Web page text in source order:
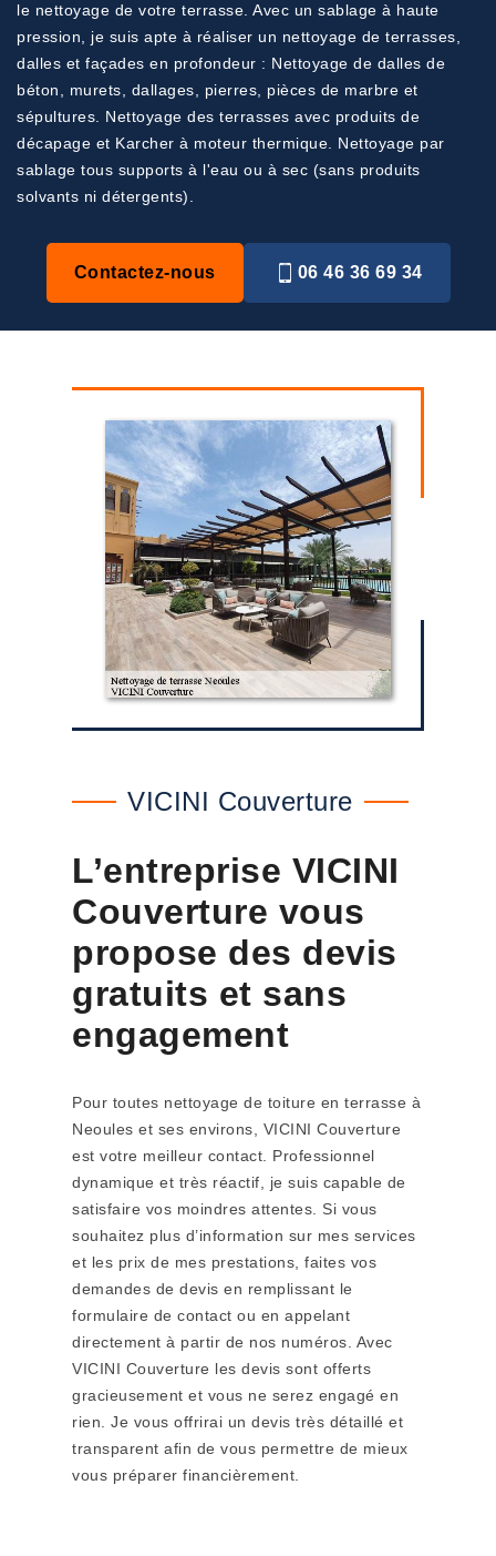
le nettoyage de votre terrasse. Avec un sablage à haute
pression, je suis apte à réaliser un nettoyage de terrasses,
dalles et façades en profondeur : Nettoyage de dalles de
béton, murets, dallages, pierres, pièces de marbre et
sépultures. Nettoyage des terrasses avec produits de
décapage et Karcher à moteur thermique. Nettoyage par
sablage tous supports à l'eau ou à sec (sans produits
solvants ni détergents).
Contactez-nous 06 46 36 69 34
VICINI Couverture
L’entreprise VICINI
Couverture vous
propose des devis
gratuits et sans
engagement
Pour toutes nettoyage de toiture en terrasse à
Neoules et ses environs, VICINI Couverture
est votre meilleur contact. Professionnel
dynamique et très réactif, je suis capable de
satisfaire vos moindres attentes. Si vous
souhaitez plus d’information sur mes services
et les prix de mes prestations, faites vos
demandes de devis en remplissant le
formulaire de contact ou en appelant
directement à partir de nos numéros. Avec
VICINI Couverture les devis sont offerts
gracieusement et vous ne serez engagé en
rien. Je vous offrirai un devis très détaillé et
transparent afin de vous permettre de mieux
vous préparer financièrement.